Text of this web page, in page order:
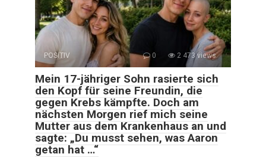
POSITIV 0 2 473 views
Mein 17-jähriger Sohn rasierte sich
den Kopf für seine Freundin, die
gegen Krebs kämpfte. Doch am
nächsten Morgen rief mich seine
Mutter aus dem Krankenhaus an und
sagte: „Du musst sehen, was Aaron
getan hat …“